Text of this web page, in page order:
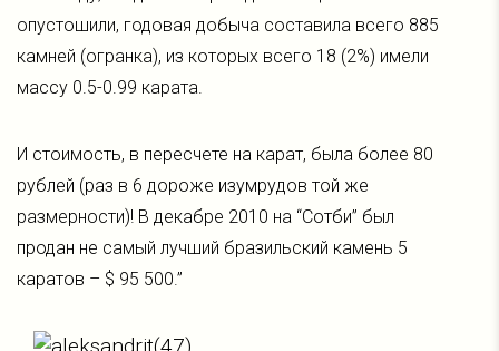
опустошили, годовая добыча составила всего 885
камней (огранка), из которых всего 18 (2%) имели
массу 0.5-0.99 карата.
И стоимость, в пересчете на карат, была более 80
рублей (раз в 6 дороже изумрудов той же
размерности)! В декабре 2010 на “Сотби” был
продан не самый лучший бразильский камень 5
каратов – $ 95 500.”